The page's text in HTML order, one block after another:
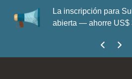
La inscripción para
abierta — ahorre US$